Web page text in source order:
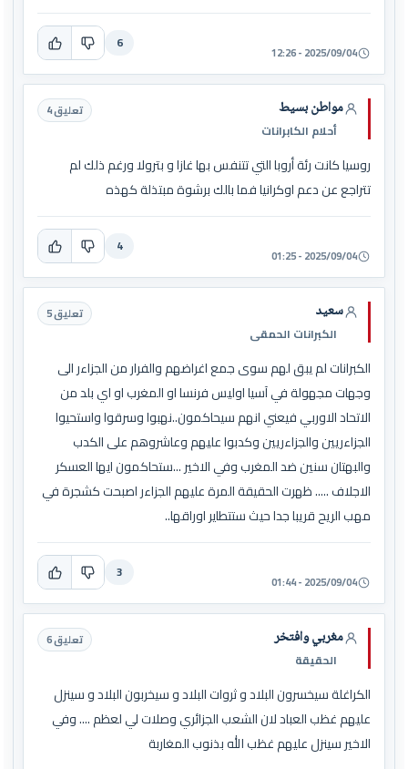
2025/09/04 - 12:26
6
مواطن بسيط
أحلام الكابرانات
تعليق 4
روسيا كانت رئة أروبا التي تتنفس بها غازا و بترولا ورغم ذلك لم
تتراجع عن دعم اوكرانيا فما بالك برشوة مبتذلة كهذه
2025/09/04 - 01:25
4
سعيد
الكبرانات الحمقى
تعليق 5
الكبرانات لم يبق لهم سوى جمع اغراضهم والفرار من الجزاءر الى
وجهات مجهولة في آسيا اوليس فرنسا او المغرب او اي بلد من
الاتحاد الاوربي فيعني انهم سيحاكمون..نهبوا وسرقوا واستحيوا
الجزاءريين والجزاءريين وكدبوا عليهم وعاشروهم على الكدب
والبهتان سنين ضد المغرب وفي الاخير ...ستحاكمون ايها العسكر
الاجلاف ..... ظهرت الحقيقة المرة عليهم الجزاءر اصبحت كشجرة في
مهب الريح قريبا جدا حيث ستتطاير اوراقها..
2025/09/04 - 01:44
3
مغربي وافتخر
الحقيقة
تعليق 6
الكراغلة سيخسرون البلاد و ثروات البلاد و سيخربون البلاد و سينزل
عليهم غظب العباد لان الشعب الجزائري وصلات لي لعظم .... وفي
الاخير سينزل عليهم غظب الله بذنوب المغاربة